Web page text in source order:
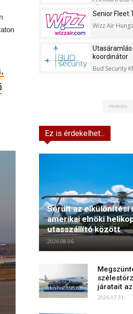
Kft.
Senior Fleet
Wizz Air
koordinátor
Bud Security
Hirdetés
Ez is érdekelhet...
Sérült az elkülönítési
amerikai elnöki
utasszállító között
2026.08.06.
járatait
2026.07.31.